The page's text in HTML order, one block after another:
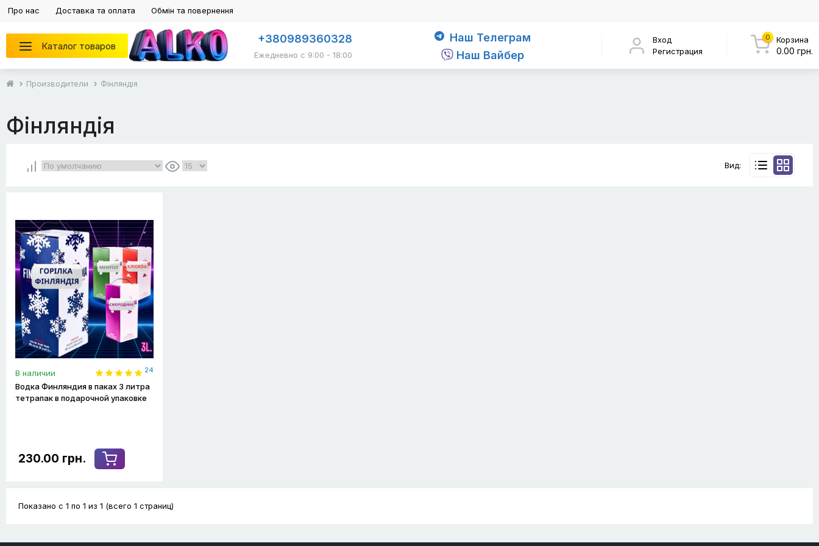
Про нас Доставка та оплата Обмін та повернення
Каталог товаров
+380989360328
Ежедневно с 9:00 - 18:00
Наш Телеграм
Наш Вайбер
Вход
Регистрация
0 Корзина
0.00 грн.
Производители Фінляндія
Фінляндія
Вид:
В наличии 24
Водка Финляндия в паках 3 литра
тетрапак в подарочной упаковке
230.00 грн.
Показано с 1 по 1 из 1 (всего 1 страниц)